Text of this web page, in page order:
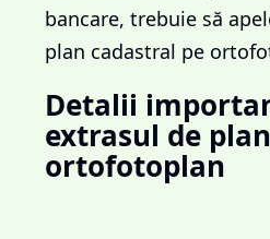
bancare, trebuie să
plan cadastral pe
Detalii
extrasul de
ortofotoplan